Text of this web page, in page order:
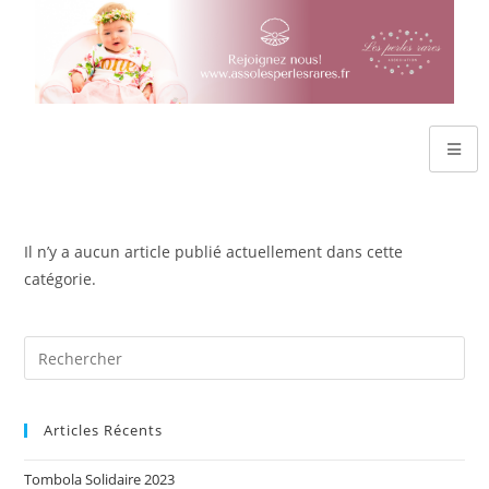
Il n’y a aucun article publié actuellement dans cette
catégorie.
Articles Récents
Tombola Solidaire 2023